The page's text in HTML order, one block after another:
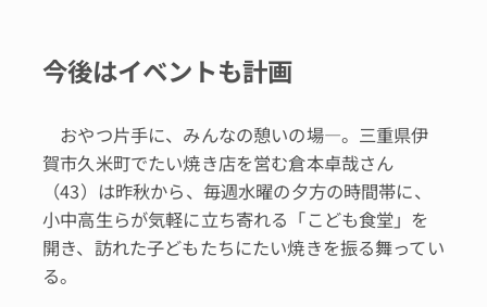
今後はイベントも計画
おやつ片手に、みんなの憩いの場―。三重県伊
賀市久米町でたい焼き店を営む倉本卓哉さん
（43）は昨秋から、毎週水曜の夕方の時間帯に、
小中高生らが気軽に立ち寄れる「こども食堂」を
開き、訪れた子どもたちにたい焼きを振る舞ってい
る。